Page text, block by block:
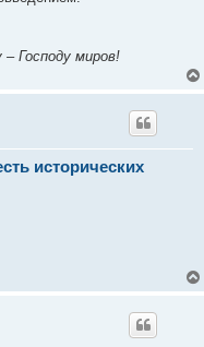
– Господу миров!
исторических